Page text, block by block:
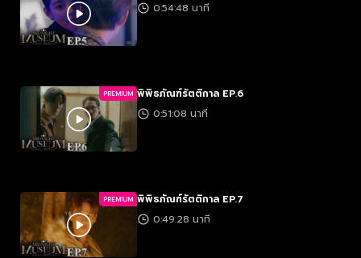
0:54:48 นาที
PREMIUM พิพิธภัณฑ์รัตติกาล EP.6
0:51:08 นาที
PREMIUM พิพิธภัณฑ์รัตติกาล EP.7
0:49:28 นาที